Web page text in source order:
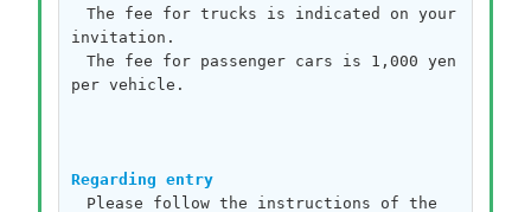
The fee for trucks is indicated on your
invitation.
The fee for passenger cars is 1,000 yen
per vehicle.
Regarding entry
Please follow the instructions of the